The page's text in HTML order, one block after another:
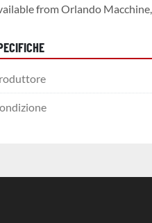
from Orlando